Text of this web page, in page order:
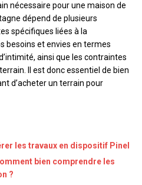
nécessaire pour une maison de
dépend de plusieurs
spécifiques liées à la
besoins et envies en termes
ainsi que les contraintes
Il est donc essentiel de bien
d’acheter un terrain pour
les travaux en dispositif Pinel
bien comprendre les
?